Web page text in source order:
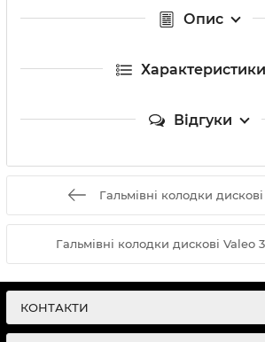
Опис
Характеристики
Відгуки
Гальмівні колодки
Гальмівні колодки дискові Valeo
КОНТАКТИ